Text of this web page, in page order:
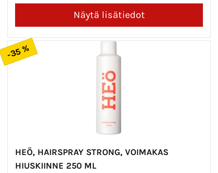
-35 %
HEÖ, HAIRSPRAY STRONG, VOIMAKAS
HIUSKIINNE 250 ML